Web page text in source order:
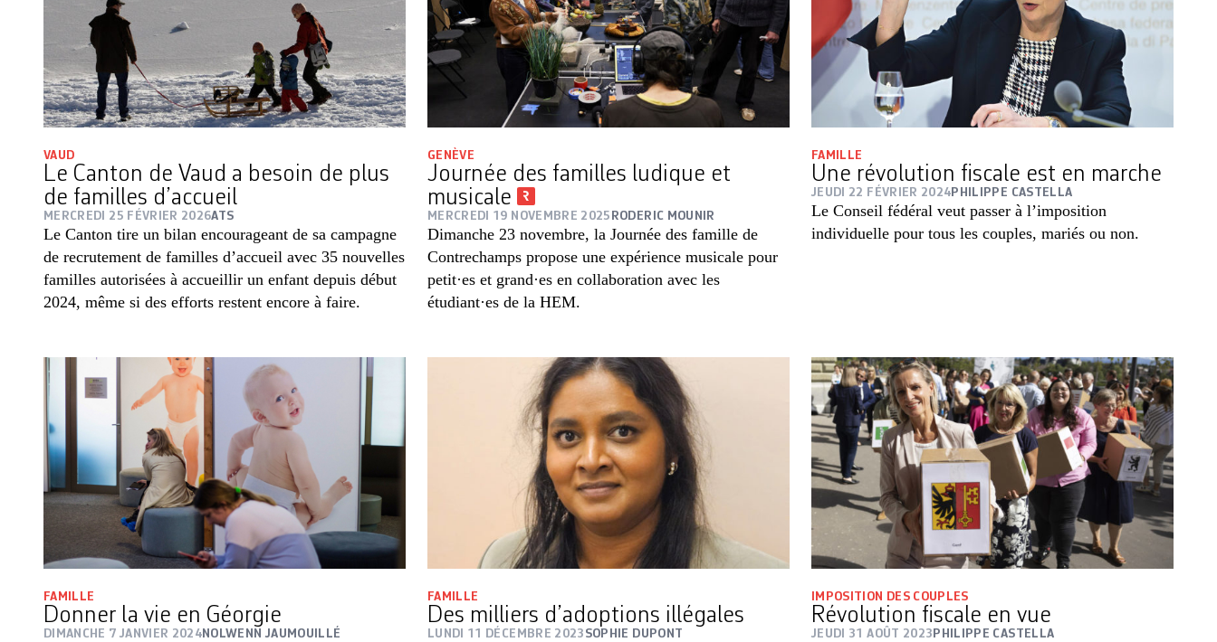
VAUD
Le Canton de Vaud a besoin de plus
de familles d’accueil
MERCREDI 25 FÉVRIER 2026ATS
Le Canton tire un bilan encourageant de sa campagne
de recrutement de familles d’accueil avec 35 nouvelles
familles autorisées à accueillir un enfant depuis début
2024, même si des efforts restent encore à faire.
GENÈVE
Journée des familles ludique et
musicale
MERCREDI 19 NOVEMBRE 2025 RODERIC MOUNIR
Dimanche 23 novembre, la Journée des famille de
Contrechamps propose une expérience musicale pour
petit·es et grand·es en collaboration avec les
étudiant·es de la HEM.
FAMILLE
Une révolution fiscale est en marche
JEUDI 22 FÉVRIER 2024 PHILIPPE CASTELLA
Le Conseil fédéral veut passer à l’imposition
individuelle pour tous les couples, mariés ou non.
FAMILLE
Donner la vie en Géorgie
DIMANCHE 7 JANVIER 2024 NOLWENN JAUMOUILLÉ
FAMILLE
Des milliers d’adoptions illégales
LUNDI 11 DÉCEMBRE 2023 SOPHIE DUPONT
IMPOSITION DES COUPLES
Révolution fiscale en vue
JEUDI 31 AOÛT 2023 PHILIPPE CASTELLA